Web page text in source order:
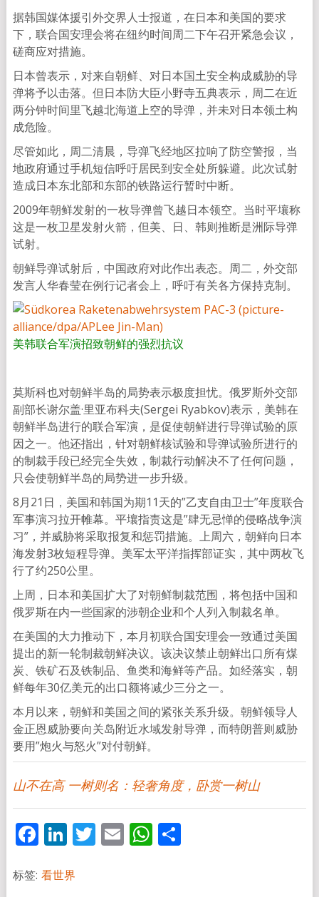
据韩国媒体援引外交界人士报道，在日本和美国的要求
下，联合国安理会将在纽约时间周二下午召开紧急会议，
磋商应对措施。
日本曾表示，对来自朝鲜、对日本国土安全构成威胁的导
弹将予以击落。但日本防大臣小野寺五典表示，周二在近
两分钟时间里飞越北海道上空的导弹，并未对日本领土构
成危险。
尽管如此，周二清晨，导弹飞经地区拉响了防空警报，当
地政府通过手机短信呼吁居民到安全处所躲避。此次试射
造成日本东北部和东部的铁路运行暂时中断。
2009年朝鲜发射的一枚导弹曾飞越日本领空。当时平壤称
这是一枚卫星发射火箭，但美、日、韩则推断是洲际导弹
试射。
朝鲜导弹试射后，中国政府对此作出表态。周二，外交部
发言人华春莹在例行记者会上，呼吁有关各方保持克制。
美韩联合军演招致朝鲜的强烈抗议
莫斯科也对朝鲜半岛的局势表示极度担忧。俄罗斯外交部
副部长谢尔盖·里亚布科夫(Sergei Ryabkov)表示，美韩在
朝鲜半岛进行的联合军演，是促使朝鲜进行导弹试验的原
因之一。他还指出，针对朝鲜核试验和导弹试验所进行的
的制裁手段已经完全失效，制裁行动解决不了任何问题，
只会使朝鲜半岛的局势进一步升级。
8月21日，美国和韩国为期11天的”乙支自由卫士”年度联合
军事演习拉开帷幕。平壤指责这是”肆无忌惮的侵略战争演
习”，并威胁将采取报复和惩罚措施。上周六，朝鲜向日本
海发射3枚短程导弹。美军太平洋指挥部证实，其中两枚飞
行了约250公里。
上周，日本和美国扩大了对朝鲜制裁范围，将包括中国和
俄罗斯在内一些国家的涉朝企业和个人列入制裁名单。
在美国的大力推动下，本月初联合国安理会一致通过美国
提出的新一轮制裁朝鲜决议。该决议禁止朝鲜出口所有煤
炭、铁矿石及铁制品、鱼类和海鲜等产品。如经落实，朝
鲜每年30亿美元的出口额将减少三分之一。
本月以来，朝鲜和美国之间的紧张关系升级。朝鲜领导人
金正恩威胁要向关岛附近水域发射导弹，而特朗普则威胁
要用”炮火与怒火”对付朝鲜。
山不在高 一树则名：轻奢角度，卧赏一树山
Facebook
LinkedIn
Twitter
EmailWhatsApp
分
标签: 看世界